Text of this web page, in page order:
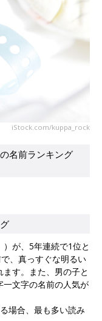
iStock.com/kuppa_rock
名前ランキング
が、5年連続で1位と
、真っすぐな明るい
す。また、男の子と
一文字の名前の人気が
場合、最も多い読み